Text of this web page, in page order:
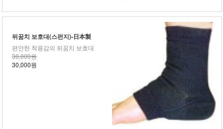
뒤꿈치 보호대(스펀지)-日本製
편안한 착용감의 뒤꿈치 보호대
30,000원
30,000원